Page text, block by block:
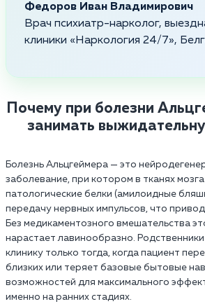
Федоров Иван Владимирович
Врач психиатр-нарколог,
клиники «Наркология 24/7»,
Почему при болезни
занимать
Болезнь Альцгеймера — это
заболевание, при котором в тканях
патологические белки (амилоидные
передачу нервных импульсов, что
Без медикаментозного вмешательства
нарастает лавинообразно.
клинику только тогда, когда пациент
близких или теряет базовые бытовые
возможностей для максимального
именно на ранних стадиях.